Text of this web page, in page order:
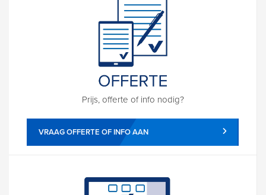
Prijs, offerte of info nodig?
VRAAG OFFERTE OF INFO AAN